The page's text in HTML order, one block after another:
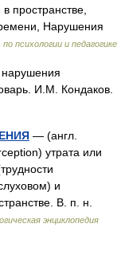
пространстве,
Нарушения
психологии и педагогике
И.М. Кондаков.
— (англ.
утрата или
и
В. п. н.
энциклопедия